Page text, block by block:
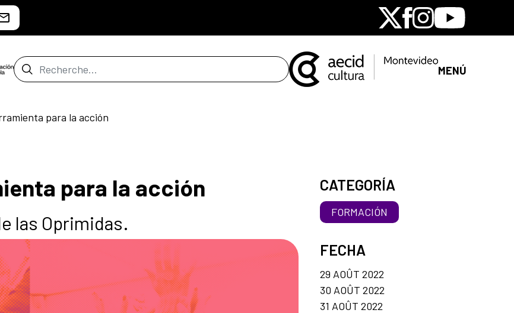
X Facebook
Instagram
Youtube
Barre de recherche MENÚ
para la acción
para la acción
las Oprimidas.
CATEGORÍA
FORMACIÓN
FECHA
29 AOÛT 2022
30 AOÛT 2022
31 AOÛT 2022